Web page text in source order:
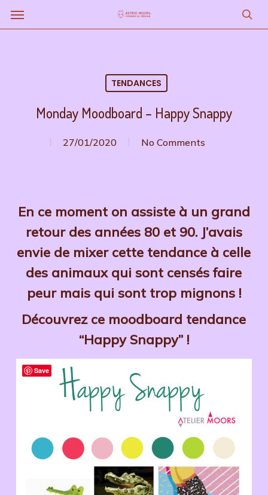
SkipMenu
TENDANCES
Monday Moodboard – Happy Snappy
27/01/2020 No Comments
En ce moment on assiste à un grand
retour des années 80 et 90. J’avais
envie de mixer cette tendance à celle
des animaux qui sont censés faire
peur mais qui sont trop mignons !
Découvrez ce moodboard tendance
“Happy Snappy” !
Save